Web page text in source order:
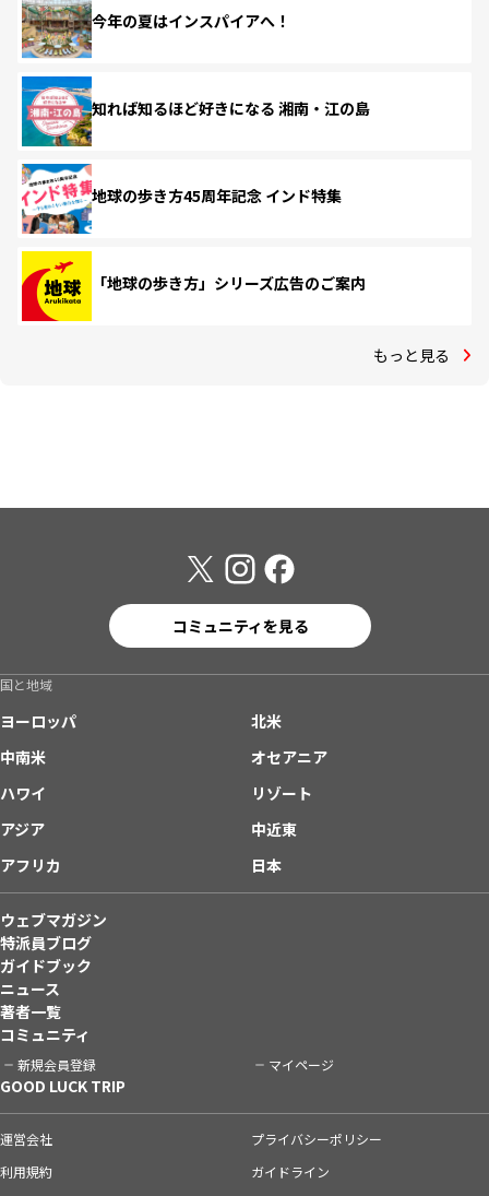
今年の夏はインスパイアへ！
知れば知るほど好きになる 湘南・江の島
地球の歩き方45周年記念 インド特集
「地球の歩き方」シリーズ広告のご案内
もっと見る
コミュニティを見る
国と地域
ヨーロッパ
北米
中南米
オセアニア
ハワイ
リゾート
アジア
中近東
アフリカ
日本
ウェブマガジン
特派員ブログ
ガイドブック
ニュース
著者一覧
コミュニティ
新規会員登録 マイページ
GOOD LUCK TRIP
運営会社
プライバシーポリシー
利用規約
ガイドライン